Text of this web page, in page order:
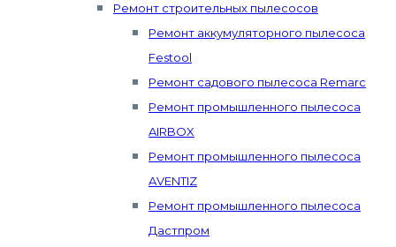
Ремонт строительных пылесосов
Ремонт аккумуляторного пылесоса
Festool
Ремонт садового пылесоса Remarc
Ремонт промышленного пылесоса
AIRBOX
Ремонт промышленного пылесоса
AVENTIZ
Ремонт промышленного пылесоса
Дастпром